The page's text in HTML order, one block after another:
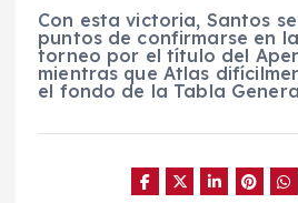
Con esta victoria, Santos
puntos de confirmarse en
torneo por el título del
mientras que Atlas
el fondo de la Tabla